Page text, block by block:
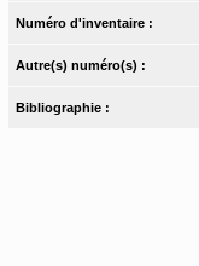
Numéro d'inventaire :
Autre(s) numéro(s) :
Bibliographie :